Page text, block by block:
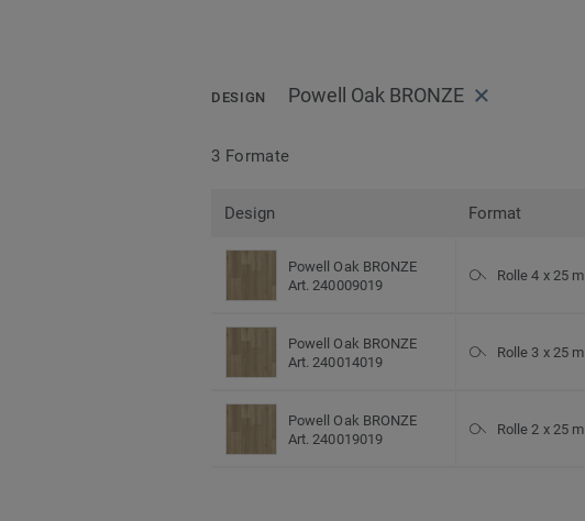
DESIGN Powell Oak BRONZE
3 Formate
Design Format
Powell Oak BRONZE
Art. 240009019
Rolle 4 x 25 m
Powell Oak BRONZE
Art. 240014019
Rolle 3 x 25 m
Powell Oak BRONZE
Art. 240019019
Rolle 2 x 25 m